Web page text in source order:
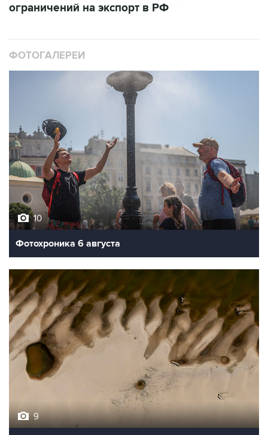
ограничений на экспорт в РФ
ФОТОГАЛЕРЕИ
10
Фотохроника 6 августа
9